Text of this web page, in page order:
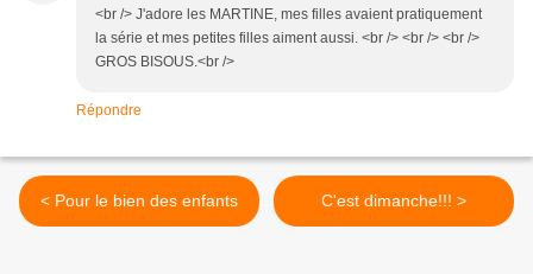
<br /> J'adore les MARTINE, mes filles avaient pratiquement
la série et mes petites filles aiment aussi. <br /> <br /> <br />
GROS BISOUS.<br />
Répondre
< Pour le bien des enfants C'est dimanche!!! >